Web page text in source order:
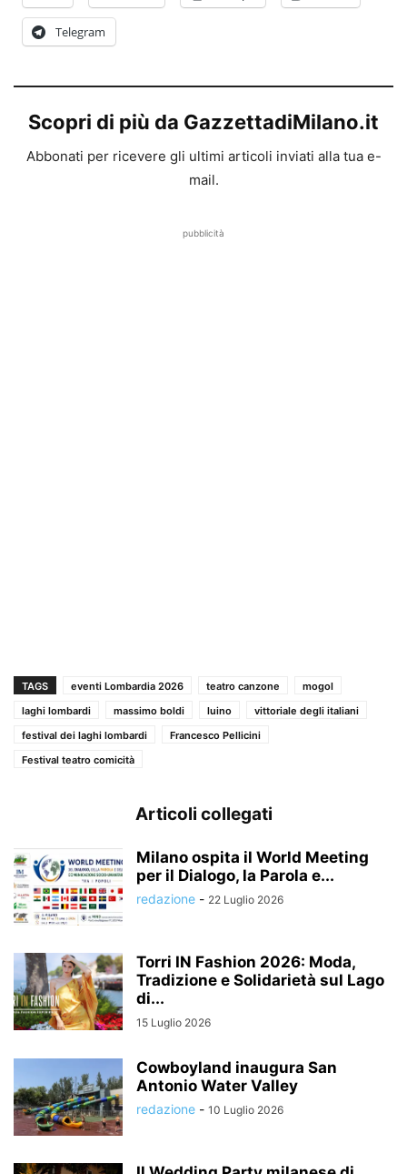
Telegram
Scopri di più da GazzettadiMilano.it
Abbonati per ricevere gli ultimi articoli inviati alla tua e-
mail.
pubblicità
TAGS eventi Lombardia 2026 teatro canzone
mogol
laghi lombardi
massimo boldi luino
vittoriale degli italiani
festival dei laghi lombardi
Francesco Pellicini
Festival teatro comicità
Articoli collegati
Milano ospita il World Meeting
per il Dialogo, la Parola e...
redazione - 22 Luglio 2026
Torri IN Fashion 2026: Moda,
Tradizione e Solidarietà sul Lago
di...
15 Luglio 2026
Cowboyland inaugura San
Antonio Water Valley
redazione - 10 Luglio 2026